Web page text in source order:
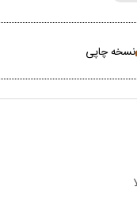
نسخه چاپی